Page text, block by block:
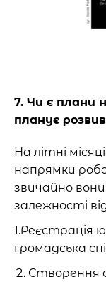
7. Чи є плани
планує
На літні
напрямки
звичайно
залежності
1.Реєстрація
громадська
Створення